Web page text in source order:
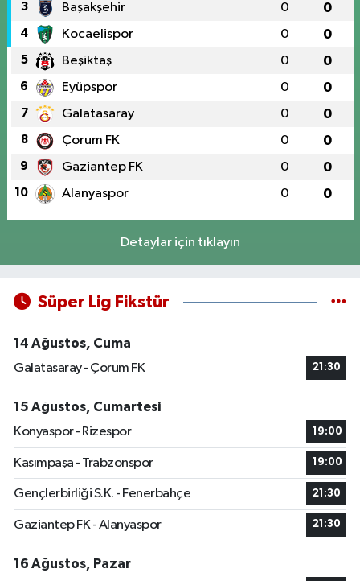
3 Başakşehir 0 0
4 Kocaelispor 0 0
5 Beşiktaş 0 0
6 Eyüpspor 0 0
7 Galatasaray 0 0
8 Çorum FK 0 0
9 Gaziantep FK 0 0
10 Alanyaspor 0 0
Detaylar için tıklayın
Süper Lig Fikstür
14 Ağustos, Cuma
Galatasaray - Çorum FK
21:30
15 Ağustos, Cumartesi
Konyaspor - Rizespor
19:00
Kasımpaşa - Trabzonspor 19:00
Gençlerbirliği S.K. - Fenerbahçe 21:30
Gaziantep FK - Alanyaspor 21:30
16 Ağustos, Pazar